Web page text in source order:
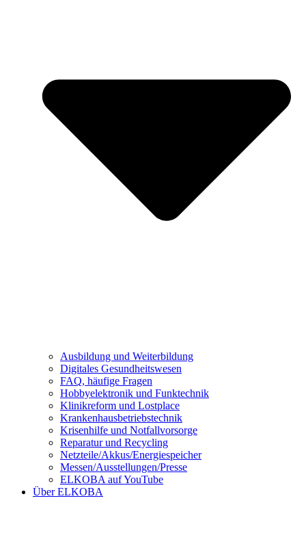
Ausbildung und Weiterbildung
Digitales Gesundheitswesen
FAQ, häufige Fragen
Hobbyelektronik und Funktechnik
Klinikreform und Lostplace
Krankenhausbetriebstechnik
Krisenhilfe und Notfallvorsorge
Reparatur und Recycling
Netzteile/Akkus/Energiespeicher
Messen/Ausstellungen/Presse
ELKOBA auf YouTube
Über ELKOBA